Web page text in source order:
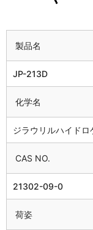
製品名
JP-213D
化学名
ジラウリルハイドロ
CAS NO.
21302-09-0
荷姿